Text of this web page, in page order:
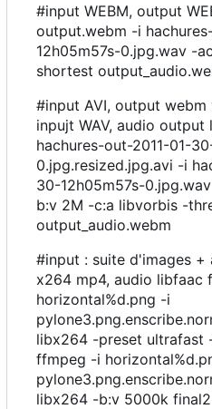
#input WEBM, output
output.webm -i
12h05m57s-0.jpg.wav -
shortest
#input AVI, output webm
inpujt WAV, audio
hachures-out-2011-01-
0.jpg.resized.jpg.avi -i
30-12h05m57s-
b:v 2M -c:a libvorbis -
output_audio.webm
#input : suite d'images
x264 mp4, audio libfaac
horizontal%d.png -i
libx264 -preset ultrafast
ffmpeg -i
libx264 -b:v 5000k